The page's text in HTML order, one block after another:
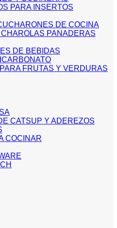
PARA INSERTOS
DE COCINA
PANADERAS
DE BEBIDAS
FRUTAS Y VERDURAS
CATSUP Y ADEREZOS
COCINAR